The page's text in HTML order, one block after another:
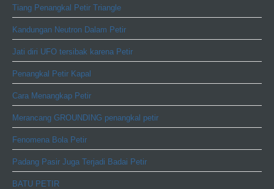
Tiang Penangkal Petir Triangle
Kandungan Neutron Dalam Petir
Jati diri UFO tersibak karena Petir
Penangkal Petir Kapal
Cara Menangkap Petir
Merancang GROUNDING penangkal petir
Fenomena Bola Petir
Padang Pasir Juga Terjadi Badai Petir
BATU PETIR